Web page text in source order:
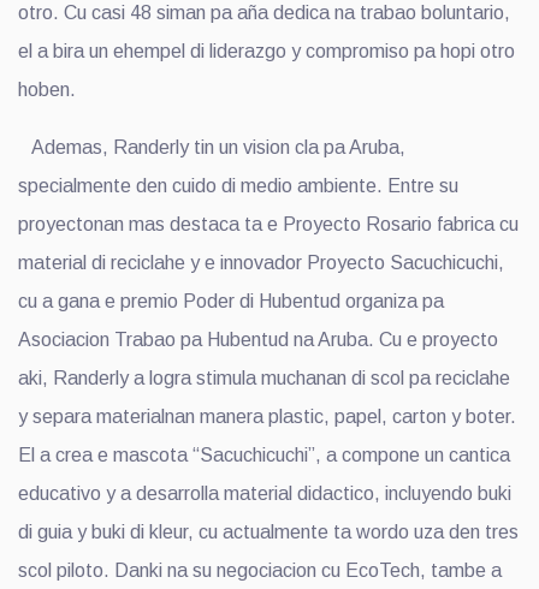
otro. Cu casi 48 siman pa aña dedica na trabao boluntario,
el a bira un ehempel di liderazgo y compromiso pa hopi otro
hoben.
Ademas, Randerly tin un vision cla pa Aruba,
specialmente den cuido di medio ambiente. Entre su
proyectonan mas destaca ta e Proyecto Rosario fabrica cu
material di reciclahe y e innovador Proyecto Sacuchicuchi,
cu a gana e premio Poder di Hubentud organiza pa
Asociacion Trabao pa Hubentud na Aruba. Cu e proyecto
aki, Randerly a logra stimula muchanan di scol pa reciclahe
y separa materialnan manera plastic, papel, carton y boter.
El a crea e mascota “Sacuchicuchi”, a compone un cantica
educativo y a desarrolla material didactico, incluyendo buki
di guia y buki di kleur, cu actualmente ta wordo uza den tres
scol piloto. Danki na su negociacion cu EcoTech, tambe a